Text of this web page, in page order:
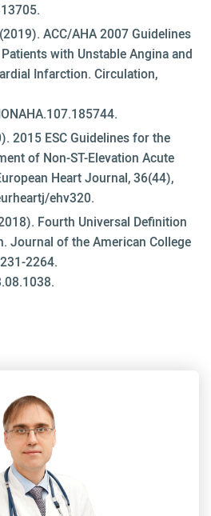
ACC/AHA 2007 Guidelines
with Unstable Angina and
Infarction. Circulation,
2015 ESC Guidelines for the
of Non-ST-Elevation Acute
Heart Journal, 36(44),
ehv320.
Fourth Universal Definition
Journal of the American College
2264.